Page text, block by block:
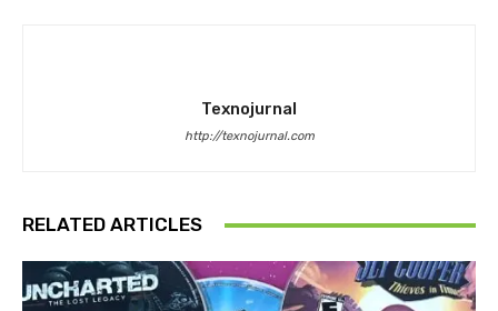
Texnojurnal
http://texnojurnal.com
RELATED ARTICLES